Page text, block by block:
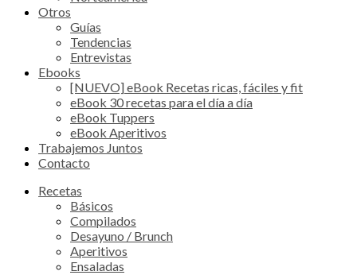
Otros
Guías
Tendencias
Entrevistas
Ebooks
[NUEVO] eBook Recetas ricas, fáciles y fit
eBook 30 recetas para el día a día
eBook Tuppers
eBook Aperitivos
Trabajemos Juntos
Contacto
Recetas
Básicos
Compilados
Desayuno / Brunch
Aperitivos
Ensaladas